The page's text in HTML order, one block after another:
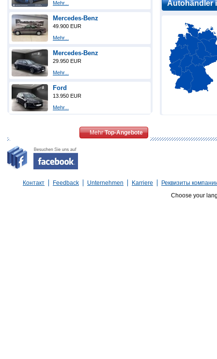
Mehr...
Mercedes-Benz
49.900 EUR
Mehr...
Mercedes-Benz
29.950 EUR
Mehr...
Ford
13.950 EUR
Mehr...
MehrTop-Angebote
Autohändler
Контакт Feedback Unternehmen Karriere
Реквизиты
Choose your